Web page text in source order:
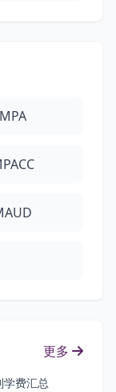
MPA
更多
费汇总